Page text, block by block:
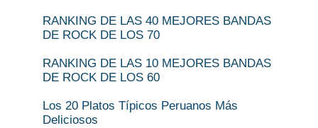
RANKING DE LAS 40 MEJORES BANDAS
DE ROCK DE LOS 70
RANKING DE LAS 10 MEJORES BANDAS
DE ROCK DE LOS 60
Los 20 Platos Típicos Peruanos Más
Deliciosos